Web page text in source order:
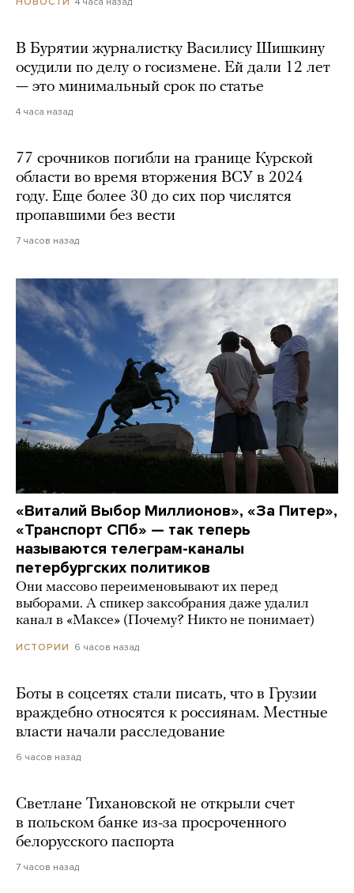
В Бурятии журналистку Василису Шишкину
осудили по делу о госизмене. Ей дали 12 лет
— это минимальный срок по статье
4 часа назад
77 срочников погибли на границе Курской
области во время вторжения ВСУ в 2024
году. Еще более 30 до сих пор числятся
пропавшими без вести
7 часов назад
«Виталий Выбор Миллионов», «За Питер»,
«Транспорт СПб» — так теперь
называются телеграм-каналы
петербургских политиков
Они массово переименовывают их перед
выборами. А спикер заксобрания даже удалил
канал в «Максе» (Почему? Никто не понимает)
ИСТОРИИ 6 часов назад
Боты в соцсетях стали писать, что в Грузии
враждебно относятся к россиянам. Местные
власти начали расследование
6 часов назад
Светлане Тихановской не открыли счет
в польском банке из-за просроченного
белорусского паспорта
7 часов назад